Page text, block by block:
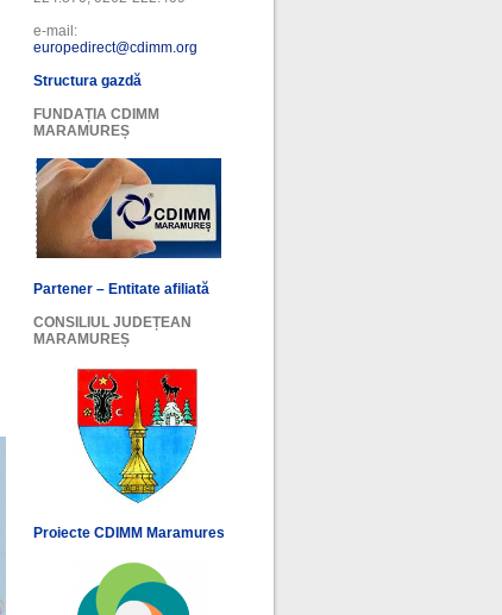
e-mail:
europedirect@cdimm.org
Structura gazdă
FUNDAȚIA CDIMM
MARAMUREȘ
Partener – Entitate afiliată
CONSILIUL JUDEȚEAN
MARAMUREȘ
Proiecte CDIMM Maramures